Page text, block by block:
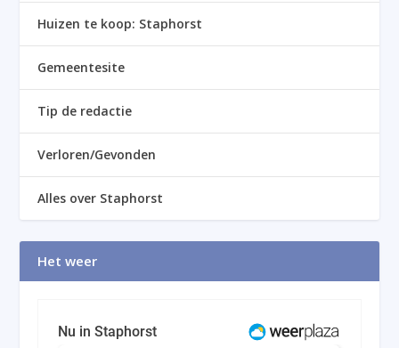
Huizen te koop: Staphorst
Gemeentesite
Tip de redactie
Verloren/Gevonden
Alles over Staphorst
Het weer